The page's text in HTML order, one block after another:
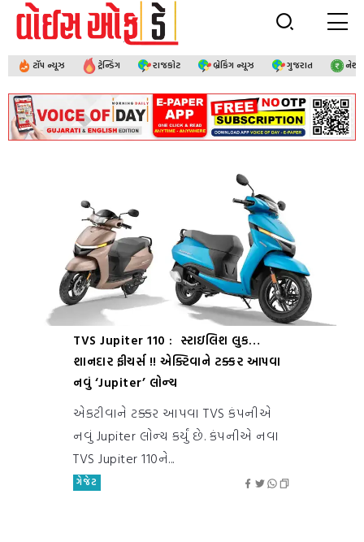
ટૉપ ન્યૂઝ ટ્રેન્ડિંગ રાજકોટ બ્રેકિંગ ન્યૂઝ ગુજરાત
TVS Jupiter 110 : સ્ટાઇલિશ લુક…
શાનદાર ફીચર્સ !! એક્ટિવાને ટક્કર આપવા
નવું ‘Jupiter’ લોન્ચ
એકટીવાને ટક્કર આપવા TVS કંપનીએ
નવું Jupiter લોન્ચ કર્યું છે. કંપનીએ નવા
TVS Jupiter 110ને...
ગેજેટ